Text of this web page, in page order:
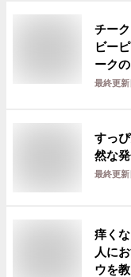
チー
ビー
ーク
最終更新
すっ
然な
最終更新
痒く
人に
ウを教